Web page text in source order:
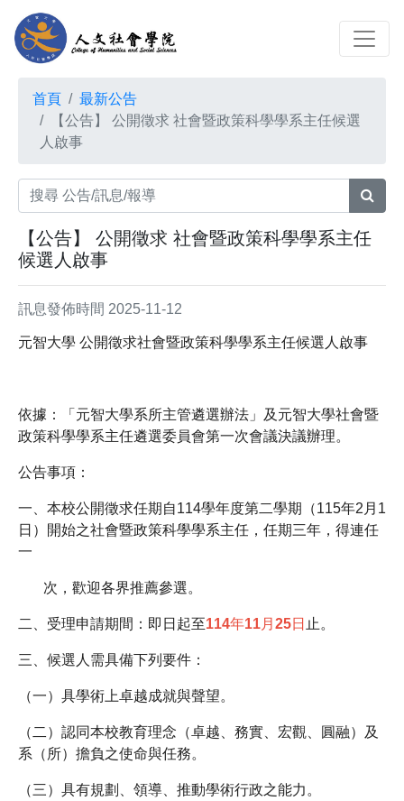
首頁
最新公告
【公告】 公開徵求 社會暨政策科學學系主任候選
人啟事
【公告】 公開徵求 社會暨政策科學學系主任
候選人啟事
訊息發佈時間 2025-11-12
元智大學 公開徵求社會暨政策科學學系主任候選人啟事
依據：「元智大學系所主管遴選辦法」及元智大學社會暨
政策科學學系主任遴選委員會第一次會議決議辦理。
公告事項：
一、本校公開徵求任期自114學年度第二學期（115年2月1
日）開始之社會暨政策科學學系主任，任期三年，得連任
一
次，歡迎各界推薦參選。
二、受理申請期間：即日起至114年11月25日 止。
三、候選人需具備下列要件：
（一）具學術上卓越成就與聲望。
（二）認同本校教育理念（卓越、務實、宏觀、圓融）及
系（所）擔負之使命與任務。
（三）具有規劃、領導、推動學術行政之能力。